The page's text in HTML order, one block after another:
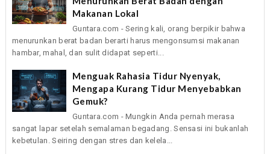
Makanan Lokal
Guntara.com - Sering kali, orang berpikir bahwa
menurunkan berat badan berarti harus mengonsumsi makanan
hambar, mahal, dan sulit didapat seperti...
Menguak Rahasia Tidur Nyenyak,
Mengapa Kurang Tidur Menyebabkan
Gemuk?
Guntara.com - Mungkin Anda pernah merasa
sangat lapar setelah semalaman begadang. Sensasi ini bukanlah
kebetulan. Seiring dengan stres dan kelela...